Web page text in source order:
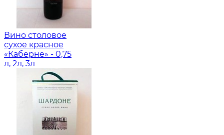
Вино столовое
сухое красное
«Каберне» - 0,75
л, 2л, 3л